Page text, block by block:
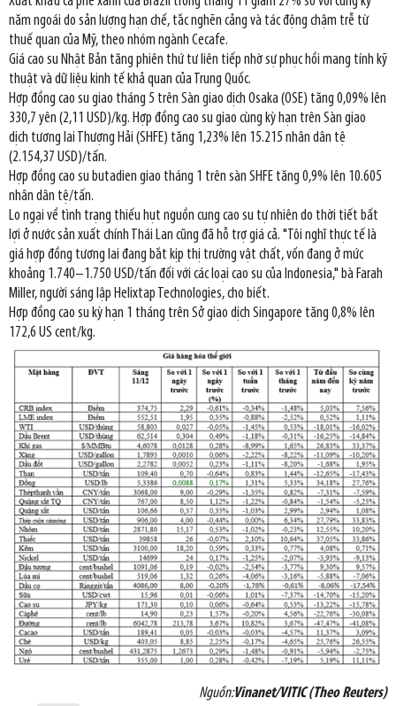
năm ngoái do sản lượng hạn chế, tắc nghẽn cảng và tác động chậm trễ từ
thuế quan của Mỹ, theo nhóm ngành Cecafe.
Giá cao su Nhật Bản tăng phiên thứ tư liên tiếp nhờ sự phục hồi mang tính kỹ
thuật và dữ liệu kinh tế khả quan của Trung Quốc.
Hợp đồng cao su giao tháng 5 trên Sàn giao dịch Osaka (OSE) tăng 0,09% lên
330,7 yên (2,11 USD)/kg. Hợp đồng cao su giao cùng kỳ hạn trên Sàn giao
dịch tương lai Thượng Hải (SHFE) tăng 1,23% lên 15.215 nhân dân tệ
(2.154,37 USD)/tấn.
Hợp đồng cao su butadien giao tháng 1 trên sàn SHFE tăng 0,9% lên 10.605
nhân dân tệ/tấn.
Lo ngại về tình trạng thiếu hụt nguồn cung cao su tự nhiên do thời tiết bất
lợi ở nước sản xuất chính Thái Lan cũng đã hỗ trợ giá cả. "Tôi nghĩ thực tế là
giá hợp đồng tương lai đang bắt kịp thị trường vật chất, vốn đang ở mức
khoảng 1.740–1.750 USD/tấn đối với các loại cao su của Indonesia," bà Farah
Miller, người sáng lập Helixtap Technologies, cho biết.
Hợp đồng cao su kỳ hạn 1 tháng trên Sở giao dịch Singapore tăng 0,8% lên
172,6 US cent/kg.
Nguồn:Vinanet/VITIC (Theo Reuters)